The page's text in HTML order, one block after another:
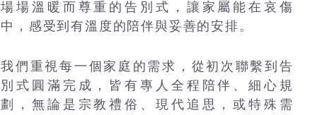
場場溫暖而尊重的告別式，讓家屬能在哀傷
中，感受到有溫度的陪伴與妥善的安排。
我們重視每一個家庭的需求，從初次聯繫到告
別式圓滿完成，皆有專人全程陪伴、細心規
劃，無論是宗教禮俗、現代追思，或特殊需